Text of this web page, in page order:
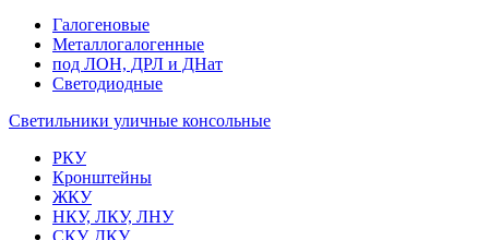
Галогеновые
Металлогалогенные
под ЛОН, ДРЛ и ДНат
Светодиодные
Светильники уличные консольные
РКУ
Кронштейны
ЖКУ
НКУ, ЛКУ, ЛНУ
СКУ, ДКУ